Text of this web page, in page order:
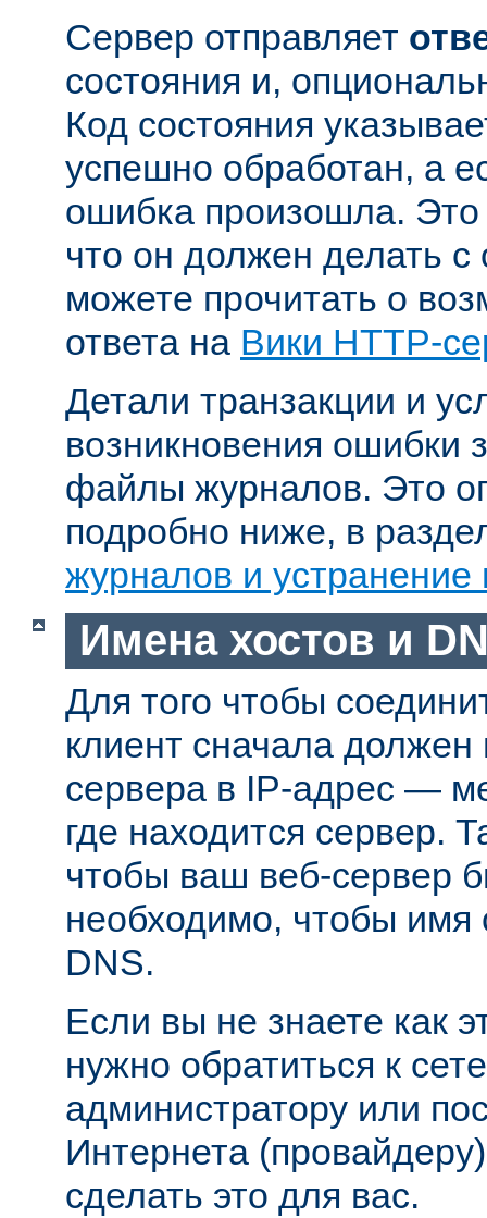
Сервер отправляет
состояния и,
Код состояния
успешно обработан, а
ошибка произошла. Это
что он должен делать
можете прочитать о
ответа на Вики HTTP-
Детали транзакции и
возникновения ошибки
файлы журналов. Это
подробно ниже, в
журналов и устранение
Имена хостов и
Для того чтобы
клиент сначала
сервера в IP-адрес —
где находится сервер.
чтобы ваш веб-сервер
необходимо, чтобы имя
DNS.
Если вы не знаете как
нужно обратиться к
администратору или
Интернета
сделать это для вас.